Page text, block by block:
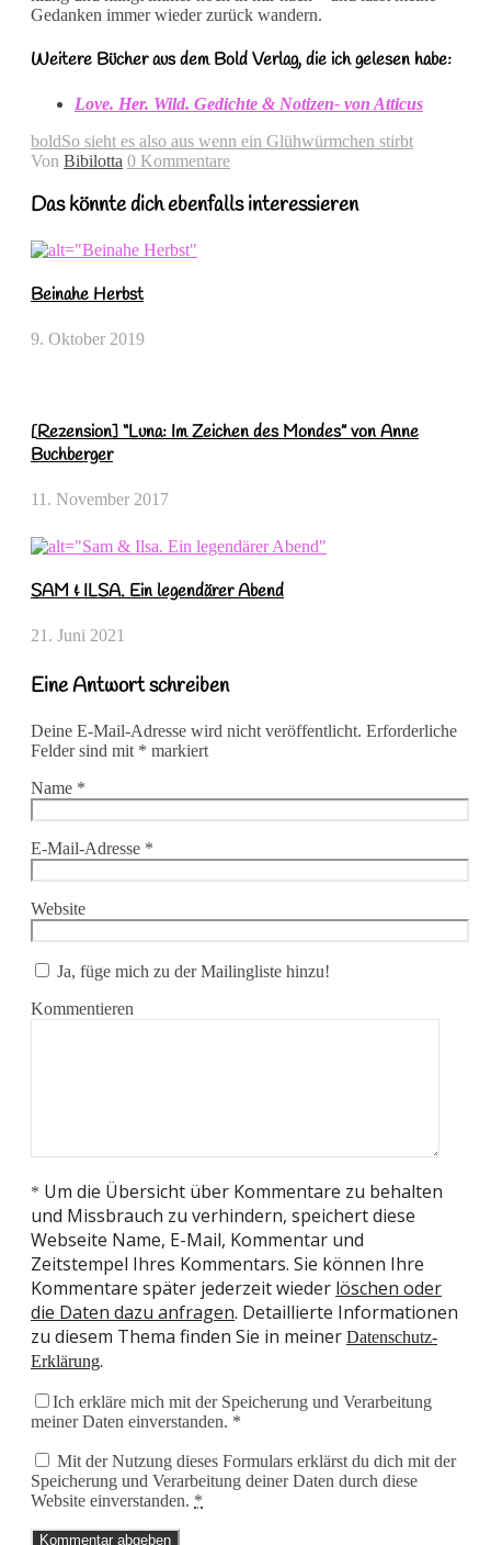
Gedanken immer wieder zurück wandern.
Weitere Bücher aus dem Bold Verlag, die ich gelesen habe:
Love. Her. Wild. Gedichte & Notizen- von Atticus
boldSo sieht es also aus wenn ein Glühwürmchen stirbt
Von Bibilotta 0 Kommentare
Das könnte dich ebenfalls interessieren
Beinahe Herbst
9. Oktober 2019
[Rezension] “Luna: Im Zeichen des Mondes” von Anne
Buchberger
11. November 2017
SAM & ILSA. Ein legendärer Abend
21. Juni 2021
Eine Antwort schreiben
Deine E-Mail-Adresse wird nicht veröffentlicht. Erforderliche
Felder sind mit * markiert
Name *
E-Mail-Adresse *
Website
Ja, füge mich zu der Mailingliste hinzu!
Kommentieren
* Um die Übersicht über Kommentare zu behalten
und Missbrauch zu verhindern, speichert diese
Webseite Name, E-Mail, Kommentar und
Zeitstempel Ihres Kommentars. Sie können Ihre
Kommentare später jederzeit wieder löschen oder
die Daten dazu anfragen. Detaillierte Informationen
zu diesem Thema finden Sie in meiner Datenschutz-
Erklärung.
Ich erkläre mich mit der Speicherung und Verarbeitung
meiner Daten einverstanden. *
Mit der Nutzung dieses Formulars erklärst du dich mit der
Speicherung und Verarbeitung deiner Daten durch diese
Website einverstanden. *